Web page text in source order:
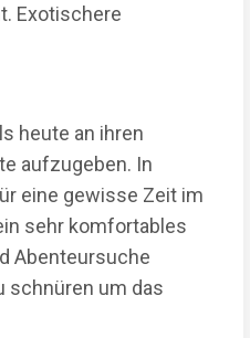
Exotischere
heute an ihren
aufzugeben. In
eine gewisse Zeit im
sehr komfortables
Abenteursuche
schnüren um das